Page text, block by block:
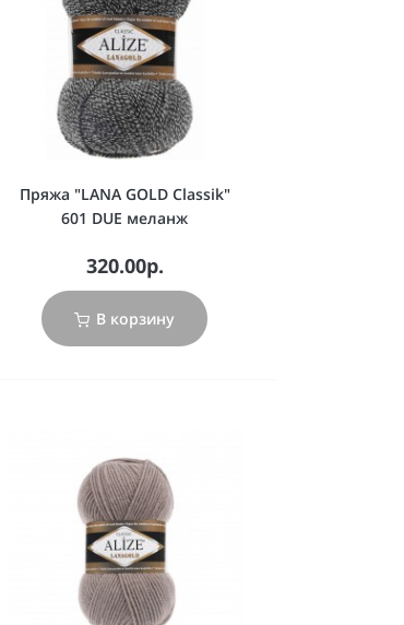
Пряжа "LANA GOLD Classik"
601 DUE меланж
320.00р.
В корзину